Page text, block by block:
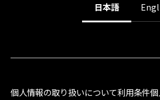
日本語
個人情報の取り扱いについて利用条件